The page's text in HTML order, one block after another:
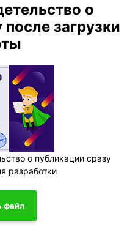
о
загрузки
о публикации сразу
разработки
файл